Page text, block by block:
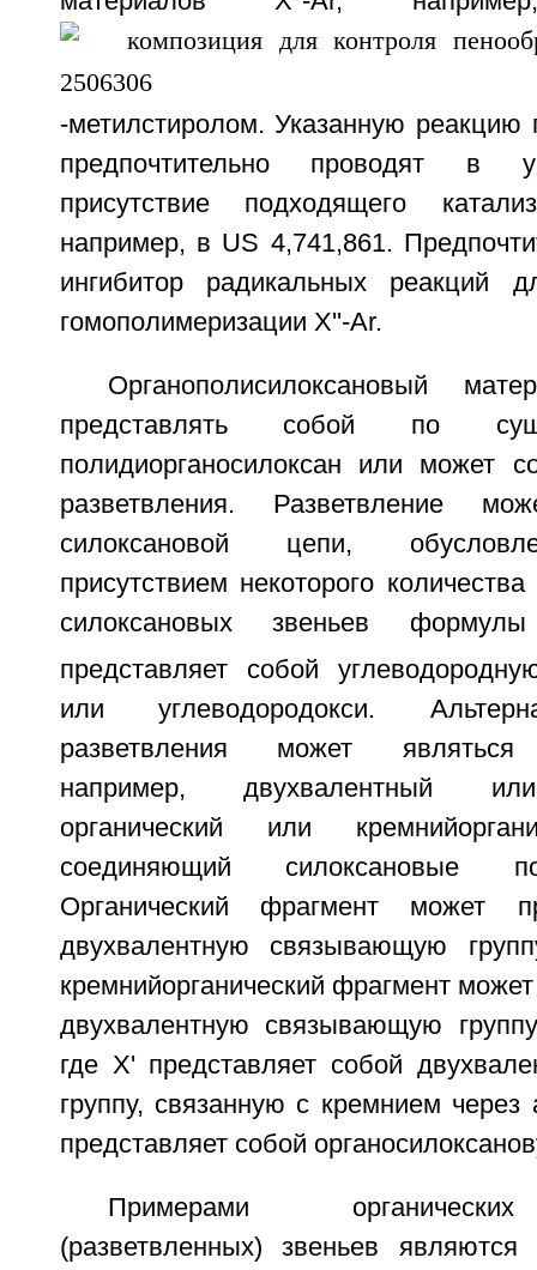
-метилстиролом. Указанную реакцию
предпочтительно проводят в
присутствие подходящего
например, в US 4,741,861.
ингибитор радикальных реакций
гомополимеризации X''-Ar.
Органополисилоксановый
представлять собой по
полидиорганосилоксан или может
разветвления. Разветвление
силоксановой цепи,
присутствием некоторого
силоксановых звеньев
представляет собой
или углеводородокси.
разветвления может являться
например, двухвалентный
органический или
соединяющий силоксановые
Органический фрагмент может
двухвалентную связывающую
кремнийорганический фрагмент
двухвалентную связывающую
где X' представляет собой
группу, связанную с кремнием
представляет собой
Примерами
(разветвленных) звеньев являются